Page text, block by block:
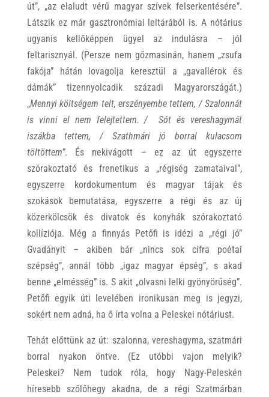
út”, „az elaludt vérű magyar szívek felserkentésére”.
Látszik ez már gasztronómiai leltárából is. A nótárius
ugyanis kellőképpen ügyel az indulásra – jól
feltarisznyál. (Persze nem gőzmasinán, hanem „zsufa
fakója” hátán lovagolja keresztül a „gavallérok és
dámák” tizennyolcadik századi Magyarországát.)
„Mennyi költségem telt, erszényembe tettem, / Szalonnát
is vinni el nem felejtettem. / Sót és vereshagymát
iszákba tettem, / Szathmári jó borral kulacsom
töltöttem”. És nekivágott – ez az út egyszerre
szórakoztató és frenetikus a „régiség zamataival”,
egyszerre kordokumentum és magyar tájak és
szokások bemutatása, egyszerre a régi és az új
közerkölcsök és divatok és konyhák szórakoztató
kollíziója. Még a finnyás Petőfi is idézi a „régi jó”
Gvadányit – akiben bár „nincs sok cifra poétai
szépség”, annál több „igaz magyar épség”, s akad
benne „elmésség” is. S akit „olvasni lelki gyönyörűség”.
Petőfi egyik úti levelében ironikusan meg is jegyzi,
sokért nem adná, ha ő írta volna a Peleskei nótáriust.
Tehát előttünk az út: szalonna, vereshagyma, szatmári
borral nyakon öntve. (Ez utóbbi vajon melyik?
Peleskei? Nem tudok róla, hogy Nagy-Peleskén
híresebb szőlőhegy akadna, de a régi Szatmárban